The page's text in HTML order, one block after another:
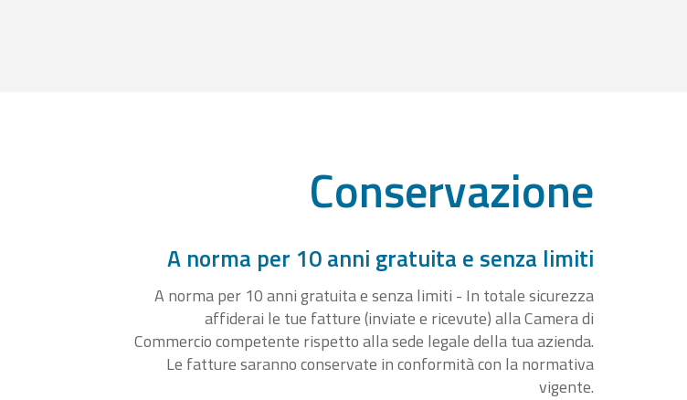
Conservazione
A norma per 10 anni gratuita e senza limiti
A norma per 10 anni gratuita e senza limiti - In totale sicurezza
affiderai le tue fatture (inviate e ricevute) alla Camera di
Commercio competente rispetto alla sede legale della tua azienda.
Le fatture saranno conservate in conformità con la normativa
vigente.